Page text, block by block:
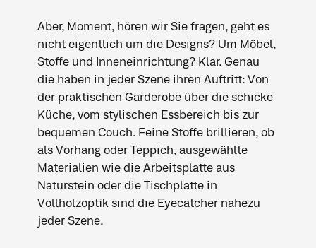
Aber, Moment, hören wir Sie fragen, geht es
nicht eigentlich um die Designs? Um Möbel,
Stoffe und Inneneinrichtung? Klar. Genau
die haben in jeder Szene ihren Auftritt: Von
der praktischen Garderobe über die schicke
Küche, vom stylischen Essbereich bis zur
bequemen Couch. Feine Stoffe brillieren, ob
als Vorhang oder Teppich, ausgewählte
Materialien wie die Arbeitsplatte aus
Naturstein oder die Tischplatte in
Vollholzoptik sind die Eyecatcher nahezu
jeder Szene.